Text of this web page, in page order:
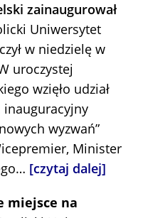
zainaugurował
Uniwersytet
w niedzielę w
uroczystej
wzięło udział
wyzwań”
Minister
[czytaj dalej]
miejsce na